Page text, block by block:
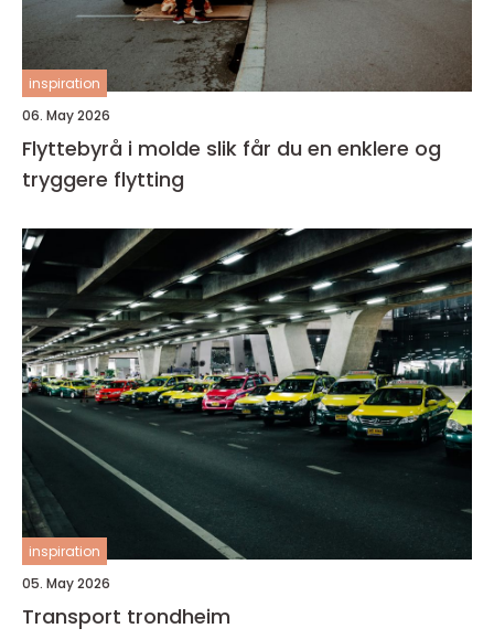
inspiration
06. May 2026
Flyttebyrå i molde slik får du en enklere og
tryggere flytting
inspiration
05. May 2026
Transport trondheim